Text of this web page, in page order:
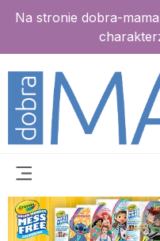
Na stronie dobra-